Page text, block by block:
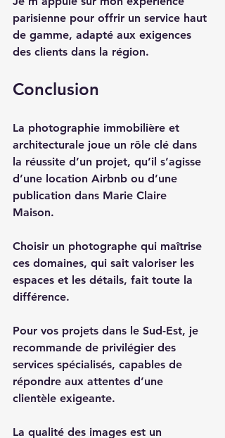
parisienne pour offrir un service haut
de gamme, adapté aux exigences
des clients dans la région.
Conclusion
La photographie immobilière et
architecturale joue un rôle clé dans
la réussite d’un projet, qu’il s’agisse
d’une location Airbnb ou d’une
publication dans Marie Claire
Maison.
Choisir un photographe qui maîtrise
ces domaines, qui sait valoriser les
espaces et les détails, fait toute la
différence.
Pour vos projets dans le Sud-Est, je
recommande de privilégier des
services spécialisés, capables de
répondre aux attentes d’une
clientèle exigeante.
La qualité des images est un